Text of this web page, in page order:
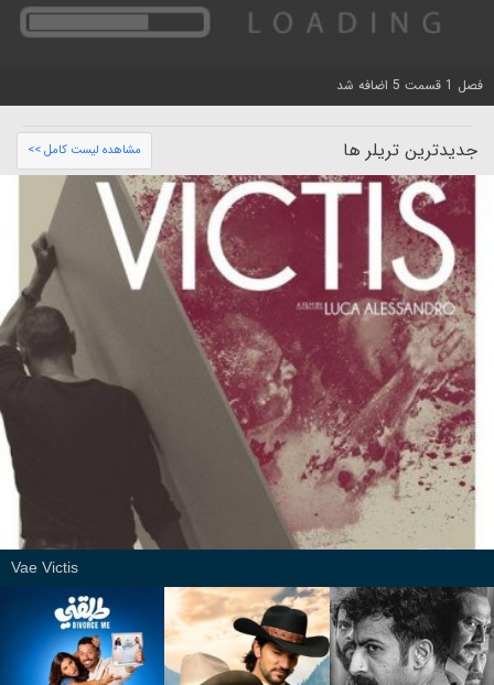
فصل 1 قسمت 5 اضافه شد
جدیدترین تریلر ها مشاهده لیست کامل >>
Vae Victis